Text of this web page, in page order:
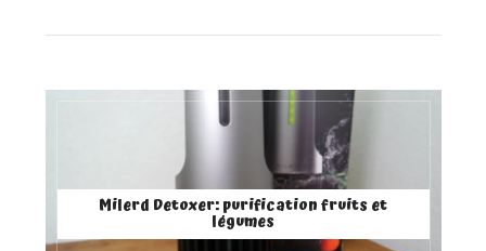
Milerd Detoxer: purification fruits et
légumes